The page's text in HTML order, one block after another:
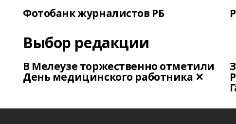
Фотобанк журналистов РБ
Выбор редакции
В Мелеузе торжественно отметили
День медицинского работника ✕